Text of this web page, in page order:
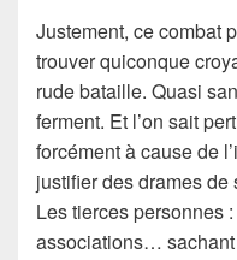
Justement, ce combat
trouver quiconque
rude bataille. Quasi
ferment. Et l’on sait
forcément à cause de
justifier des drames de
Les tierces personnes
associations… sachant